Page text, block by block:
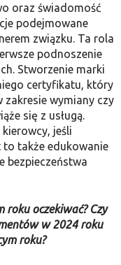
oraz świadomość
podejmowane
związku. Ta rola
podnoszenie
Stworzenie marki
certyfikatu, który
zakresie wymiany czy
się z usługą.
kierowcy, jeśli
to także edukowanie
bezpieczeństwa
roku oczekiwać? Czy
w 2024 roku
roku?